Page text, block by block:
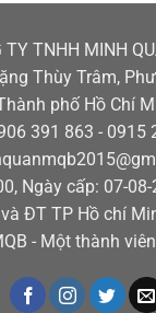
TY TNHH MINH
Thùy Trâm,
phố Hồ Chí
391 863 - 0915
Ngày cấp: 07-
và ĐT TP Hồ chí
- Một thành